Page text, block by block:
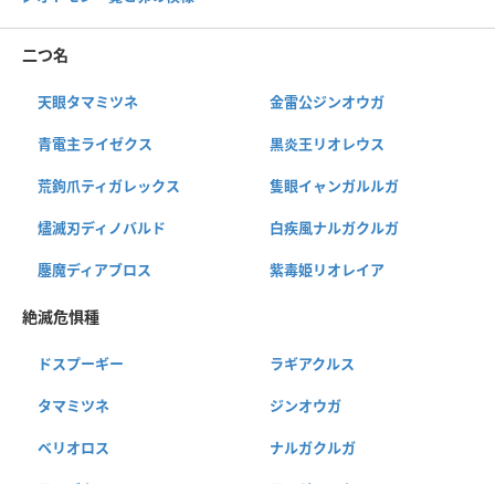
二つ名
天眼タマミツネ 金雷公ジンオウガ
青電主ライゼクス 黒炎王リオレウス
荒鉤爪ティガレックス 隻眼イャンガルルガ
燼滅刃ディノバルド 白疾風ナルガクルガ
鏖魔ディアブロス 紫毒姫リオレイア
絶滅危惧種
ドスプーギー ラギアクルス
タマミツネ ジンオウガ
ベリオロス ナルガクルガ